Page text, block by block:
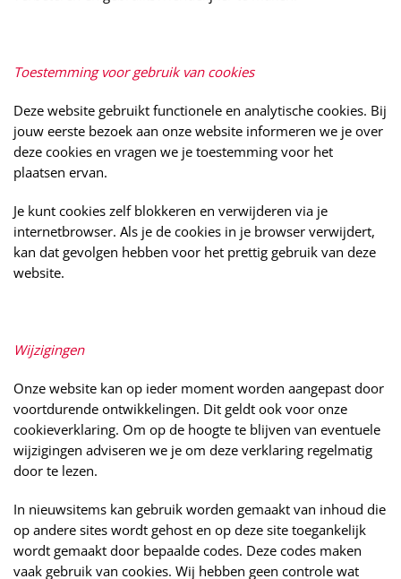
Toestemming voor gebruik van cookies
Deze website gebruikt functionele en analytische cookies. Bij
jouw eerste bezoek aan onze website informeren we je over
deze cookies en vragen we je toestemming voor het
plaatsen ervan.
Je kunt cookies zelf blokkeren en verwijderen via je
internetbrowser. Als je de cookies in je browser verwijdert,
kan dat gevolgen hebben voor het prettig gebruik van deze
website.
Wijzigingen
Onze website kan op ieder moment worden aangepast door
voortdurende ontwikkelingen. Dit geldt ook voor onze
cookieverklaring. Om op de hoogte te blijven van eventuele
wijzigingen adviseren we je om deze verklaring regelmatig
door te lezen.
In nieuwsitems kan gebruik worden gemaakt van inhoud die
op andere sites wordt gehost en op deze site toegankelijk
wordt gemaakt door bepaalde codes. Deze codes maken
vaak gebruik van cookies. Wij hebben geen controle wat